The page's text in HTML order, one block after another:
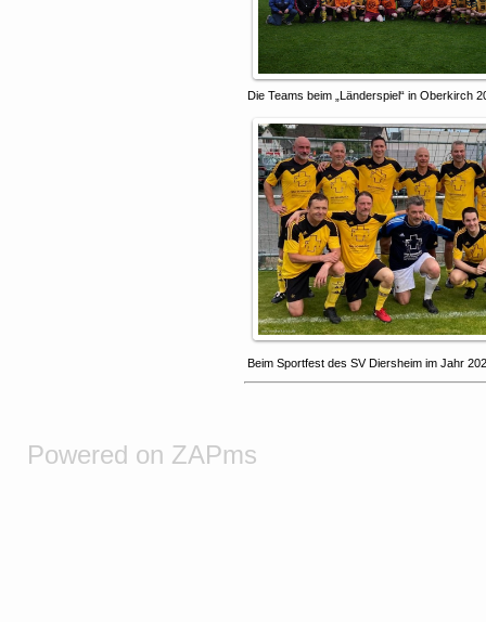
Die Teams beim „Länderspiel“ in Oberkirch
Beim Sportfest des SV Diersheim im Jahr
Powered on ZAPms